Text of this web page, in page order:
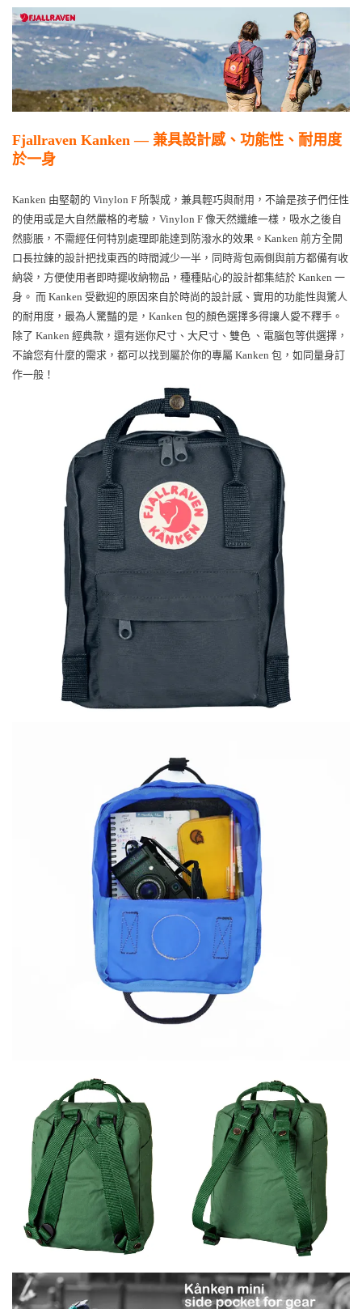
Fjallraven Kanken — 兼具設計感、功能性、耐用度
於一身
Kanken 由堅韌的 Vinylon F 所製成，兼具輕巧與耐用，不論是孩子們任性
的使用或是大自然嚴格的考驗，Vinylon F 像天然纖維一樣，吸水之後自
然膨脹，不需經任何特別處理即能達到防潑水的效果。Kanken 前方全開
口長拉鍊的設計把找東西的時間減少一半，同時背包兩側與前方都備有收
納袋，方便使用者即時擺收納物品，種種貼心的設計都集結於 Kanken 一
身。 而 Kanken 受歡迎的原因來自於時尚的設計感、實用的功能性與驚人
的耐用度，最為人驚豔的是，Kanken 包的顏色選擇多得讓人愛不釋手。
除了 Kanken 經典款，還有迷你尺寸、大尺寸、雙色 、電腦包等供選擇，
不論您有什麼的需求，都可以找到屬於你的專屬 Kanken 包，如同量身訂
作一般！